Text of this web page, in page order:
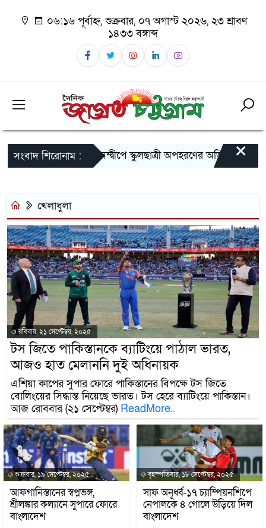
০৬:১৬ পূর্বাহ্ন, শুক্রবার, ০৭ অগাস্ট ২০২৬, ২৩ শ্রাবণ
১৪৩৩ বঙ্গাব্দ
সংবাদ শিরোনাম : সন্দ্বীপে স্কুলছাত্রী অপহরণের ×
খেলাধুলা
রবিবার, ২১ সেপ্টেম্বর, ২০২৫
টস জিতে পাকিস্তানকে ব্যাটিংয়ে পাঠাল ভারত,
আজও হাত মেলাননি দুই অধিনায়ক
এশিয়া কাপের সুপার ফোরে পাকিস্তানের বিপক্ষে টস জিতে
বোলিংয়ের সিদ্ধান্ত নিয়েছে ভারত। টস হেরে ব্যাটিংয়ে পাকিস্তান।
আজ রোববার (২১ সেপ্টেম্বর) ReadMore..
শুক্রবার, ১৯ সেপ্টেম্বর, ২০২৫
আফগানিস্তানের স্বপ্নভঙ্গ,
শ্রীলঙ্কার কল্যানে সুপারে ফোরে
বাংলাদেশ
বৃহস্পতিবার, ১৮ সেপ্টেম্বর, ২০২৫
সাফ অনূর্ধ্ব-১৭ চ্যাম্পিয়নশিপে
নেপালকে ৪ গোলে উড়িয়ে দিল
বাংলাদেশ